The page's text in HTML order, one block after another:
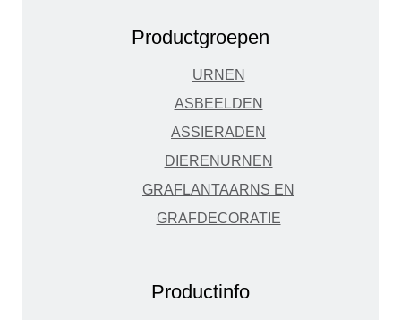
Productgroepen
URNEN
ASBEELDEN
ASSIERADEN
DIERENURNEN
GRAFLANTAARNS EN
GRAFDECORATIE
Productinfo